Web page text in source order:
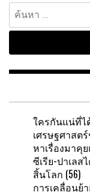
ค้นหา
สำหรับ:
ใครกันแน่ที่ไ
เศรษฐศาสต
หาเรื่องมาคุ
ซีเรีย-ปาเล
สิ้นโลก (56)
การเคลื่อนย้